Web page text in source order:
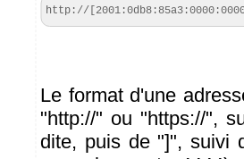
http://
Le format d'une
"http://" ou "https://",
dite, puis de "]", suivi